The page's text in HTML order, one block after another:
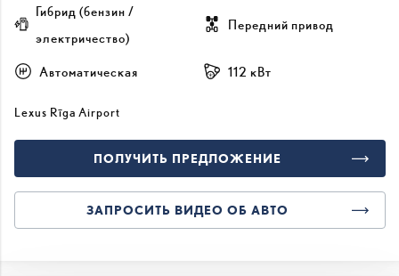
Гибрид (бензин /
электричество)
Передний привод
Автоматическая 112 кВт
Lexus Rīga Airport
ПОЛУЧИТЬ ПРЕДЛОЖЕНИЕ
ЗАПРОСИТЬ ВИДЕО ОБ АВТО